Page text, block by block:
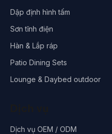
Dập định hình tấm
Sơn tĩnh điện
Hàn & Lắp ráp
Patio Dining Sets
Lounge & Daybed outdoor
Dịch vụ OEM / ODM